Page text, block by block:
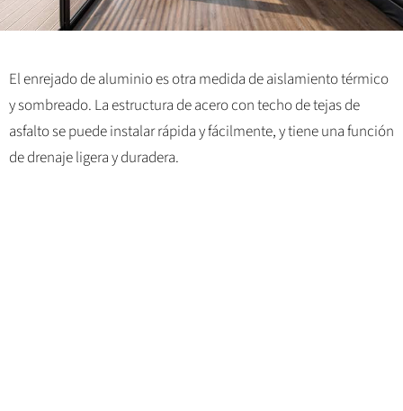
El enrejado de aluminio es otra medida de aislamiento térmico
y sombreado. La estructura de acero con techo de tejas de
asfalto se puede instalar rápida y fácilmente, y tiene una función
de drenaje ligera y duradera.